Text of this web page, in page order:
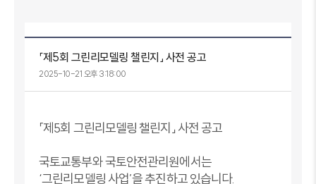
「제5회 그린리모델링 챌린지」 사전 공고
2025-10-21 오후 3:18:00
「제5회 그린리모델링 챌린지」 사전 공고
국토교통부와 국토안전관리원에서는
‘그린리모델링 사업’을 추진하고 있습니다.